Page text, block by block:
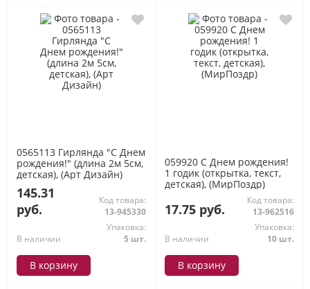
0565113 Гирлянда "С Днем
рождения!" (длина 2м 5см,
детская), (Арт Дизайн)
145.31
руб.
Код товара:
13-945330
В наличии
Упаковка:
5 шт.
В корзину
059920 С Днем рождения!
1 годик (открытка, текст,
детская), (МирПоздр)
17.75 руб.
Код товара:
13-962516
В наличии
Упаковка:
10 шт.
В корзину